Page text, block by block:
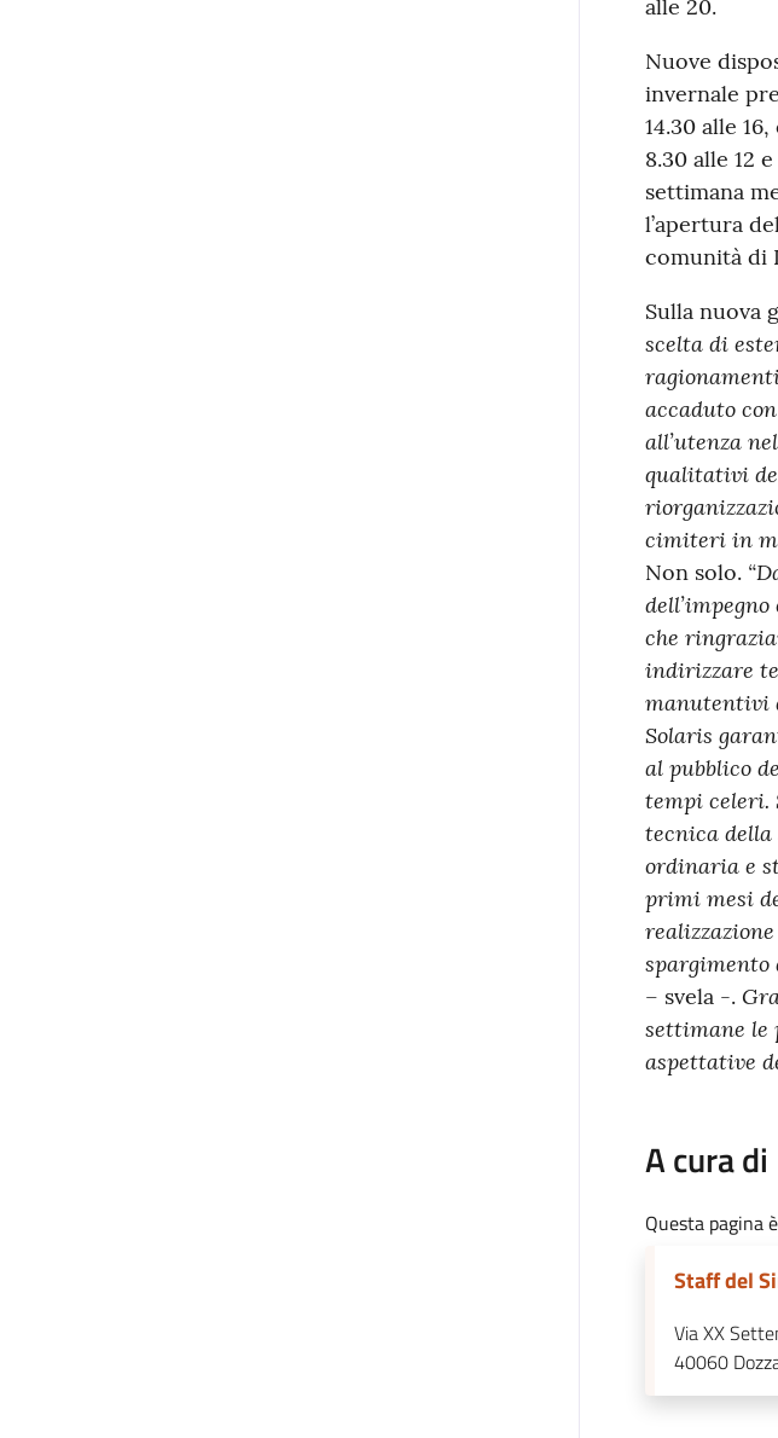
alle 20.
Nuove
invernale
14.30 alle
8.30 alle 12
settimana
l’apertura
comunità di
Sulla nuova
scelta di
accaduto
all’utenza
qualitativi
cimiteri in
Non solo.
che
indirizzare
manutentivi
Solaris
al pubblico
tempi celeri.
tecnica
ordinaria e
primi mesi
– svela -.
settimane le
aspettative
A cura di
Questa pagina
Staff del
Via XX
40060